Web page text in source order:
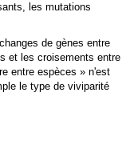
les mutations
de gènes entre
et les croisements entre
entre espèces » n'est
le type de viviparité